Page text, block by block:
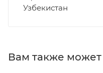
Узбекистан
Вам также может